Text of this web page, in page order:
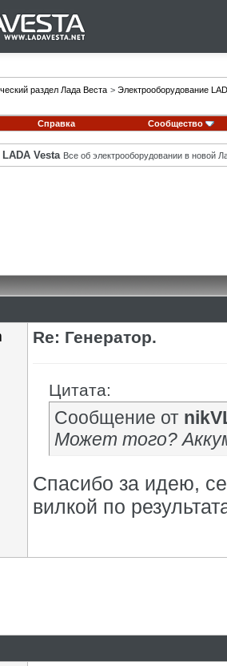
раздел Лада Веста > Электрооборудование
Справка Сообщество
Vesta Все об электрооборудовании в новой
Re: Генератор.
Цитата:
Сообщение от
Может того?
Спасибо за идею,
вилкой по